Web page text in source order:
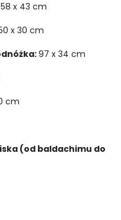
58 x 43 cm
x 30 cm
97 x 34 cm
cm
(od baldachimu do